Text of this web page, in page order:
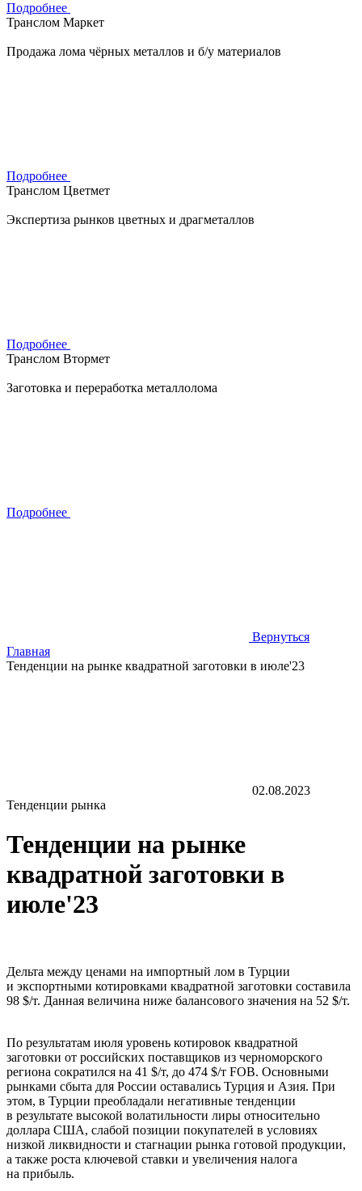
Подробнее
Транслом Маркет
Продажа лома чёрных металлов и б/у материалов
Подробнее
Транслом Цветмет
Экспертиза рынков цветных и драгметаллов
Подробнее
Транслом Втормет
Заготовка и переработка металлолома
Подробнее
Вернуться
Главная
Тенденции на рынке квадратной заготовки в июле'23
02.08.2023
Тенденции рынка
Тенденции на рынке
квадратной заготовки в
июле'23
Дельта между ценами на импортный лом в Турции
и экспортными котировками квадратной заготовки составила
98 $/т. Данная величина ниже балансового значения на 52 $/т.
По результатам июля уровень котировок квадратной
заготовки от российских поставщиков из черноморского
региона сократился на 41 $/т, до 474 $/т FOB. Основными
рынками сбыта для России оставались Турция и Азия. При
этом, в Турции преобладали негативные тенденции
в результате высокой волатильности лиры относительно
доллара США, слабой позиции покупателей в условиях
низкой ликвидности и стагнации рынка готовой продукции,
а также роста ключевой ставки и увеличения налога
на прибыль.